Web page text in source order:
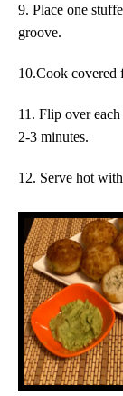
9. Place one
groove.
10.Cook covered
11. Flip over
2-3 minutes.
12. Serve hot